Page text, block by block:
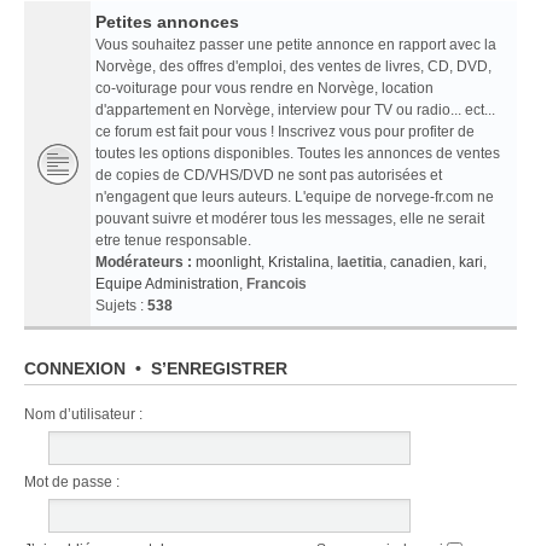
Petites annonces
Vous souhaitez passer une petite annonce en rapport avec la
Norvège, des offres d'emploi, des ventes de livres, CD, DVD,
co-voiturage pour vous rendre en Norvège, location
d'appartement en Norvège, interview pour TV ou radio... ect...
ce forum est fait pour vous ! Inscrivez vous pour profiter de
toutes les options disponibles. Toutes les annonces de ventes
de copies de CD/VHS/DVD ne sont pas autorisées et
n'engagent que leurs auteurs. L'equipe de norvege-fr.com ne
pouvant suivre et modérer tous les messages, elle ne serait
etre tenue responsable.
Modérateurs : moonlight, Kristalina, laetitia, canadien, kari,
Equipe Administration, Francois
Sujets : 538
CONNEXION • S’ENREGISTRER
Nom d’utilisateur :
Mot de passe :